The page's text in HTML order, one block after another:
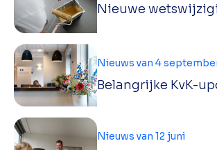
Nieuwe
Belangrijke KvK-
Nieuws van 4
Nieuws van 12 juni